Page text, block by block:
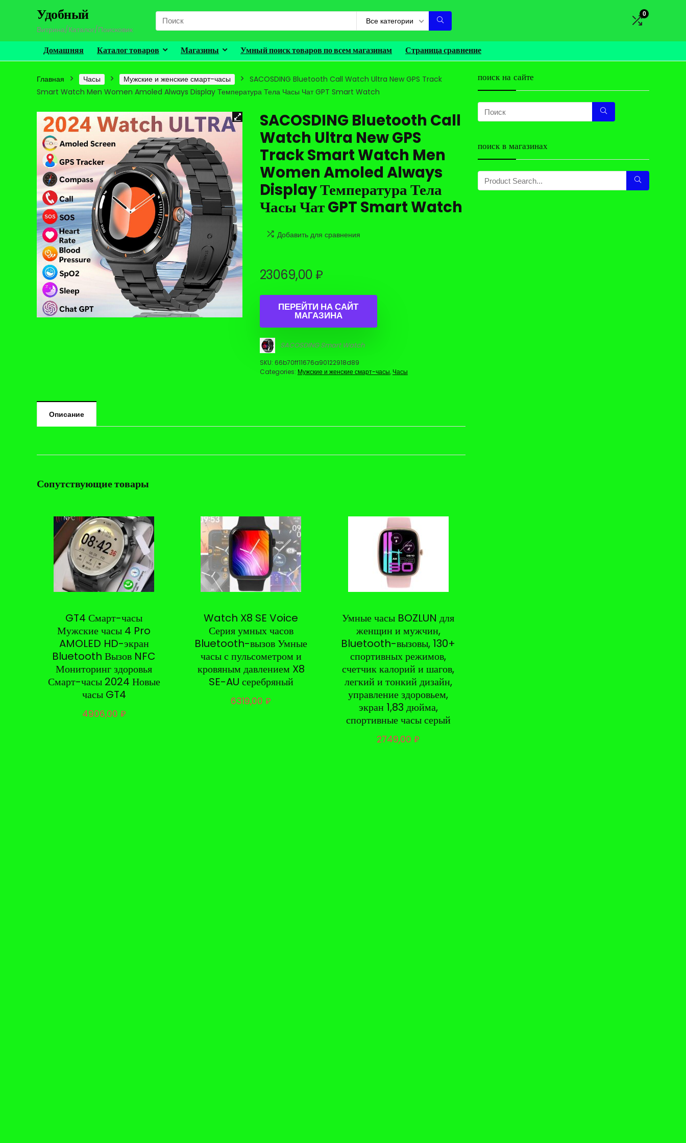
Удобный
Витрина/Каталог/Поисковик
Search
for:
Все категории
0
Домашняя Каталог товаров Магазины Умный поиск товаров по всем магазинам Страница сравнение
Главная Часы Мужские и женские смарт-часы
SACOSDING Bluetooth Call Watch Ultra New GPS Track
Smart Watch Men Women Amoled Always Display Температура Тела Часы Чат GPT Smart Watch
SACOSDING Bluetooth Call
Watch Ultra New GPS
Track Smart Watch Men
Women Amoled Always
Display Температура Тела
Часы Чат GPT Smart Watch
Добавить для сравнения
23069,00₽
ПЕРЕЙТИ НА САЙТ
МАГАЗИНА
SACOSDING Smart Watch
SKU: 66b70ff11676a90122918d89
Categories: Мужские и женские смарт-часы, Часы
Описание
Сопутствующие товары
GT4 Смарт-часы
Мужские часы 4 Pro
AMOLED HD-экран
Bluetooth Вызов NFC
Мониторинг здоровья
Смарт-часы 2024 Новые
часы GT4
4906,00 ₽
Watch X8 SE Voice
Серия умных часов
Bluetooth-вызов Умные
часы с пульсометром и
кровяным давлением X8
SE-AU серебряный
6319,00₽
Умные часы BOZLUN для
женщин и мужчин,
Bluetooth-вызовы, 130+
спортивных режимов,
счетчик калорий и шагов,
легкий и тонкий дизайн,
управление здоровьем,
экран 1,83 дюйма,
спортивные часы серый
2749,00₽
поиск на сайте
поиск в магазинах